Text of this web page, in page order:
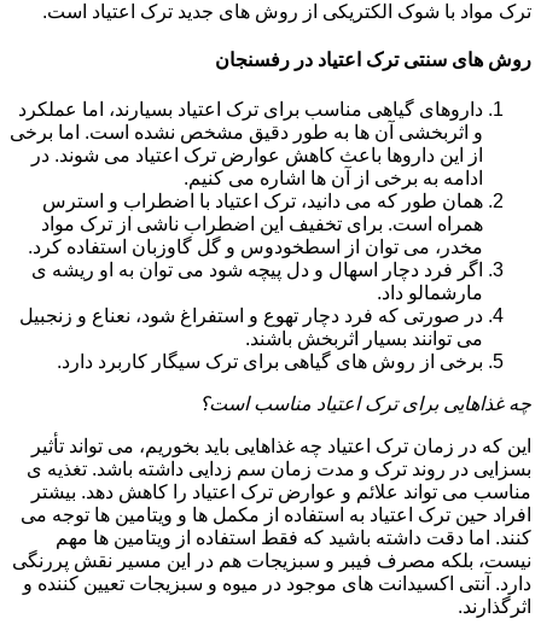
ترک مواد با شوک الکتریکی از روش های جدید ترک اعتیاد است.
روش های سنتی ترک اعتیاد در رفسنجان
داروهای گیاهی مناسب برای ترک اعتیاد بسیارند، اما عملکرد
و اثربخشی آن ها به طور دقیق مشخص نشده است. اما برخی
از این داروها باعث کاهش عوارض ترک اعتیاد می شوند. در
ادامه به برخی از آن ها اشاره می کنیم.
همان طور که می دانید، ترک اعتیاد با اضطراب و استرس
همراه است. برای تخفیف این اضطراب ناشی از ترک مواد
مخدر، می توان از اسطخودوس و گل گاوزبان استفاده کرد.
اگر فرد دچار اسهال و دل پیچه شود می توان به او ریشه ی
مارشمالو داد.
در صورتی که فرد دچار تهوع و استفراغ شود، نعناع و زنجبیل
می توانند بسیار اثربخش باشند.
برخی از روش های گیاهی برای ترک سیگار کاربرد دارد.
چه غذاهایی برای ترک اعتیاد مناسب است؟
این که در زمان ترک اعتیاد چه غذاهایی باید بخوریم، می تواند تأثیر
بسزایی در روند ترک و مدت زمان سم زدایی داشته باشد. تغذیه ی
مناسب می تواند علائم و عوارض ترک اعتیاد را کاهش دهد. بیشتر
افراد حین ترک اعتیاد به استفاده از مکمل ها و ویتامین ها توجه می
کنند. اما دقت داشته باشید که فقط استفاده از ویتامین ها مهم
نیست، بلکه مصرف فیبر و سبزیجات هم در این مسیر نقش پررنگی
دارد. آنتی اکسیدانت های موجود در میوه و سبزیجات تعیین کننده و
اثرگذارند.